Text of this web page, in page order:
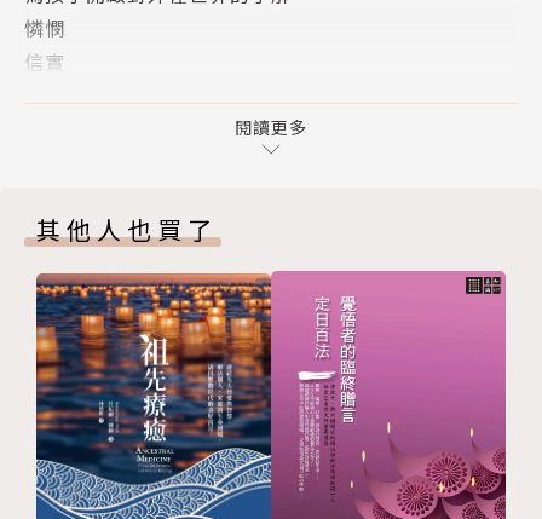
憐憫
信實
安慰
力量
發展孩子的責任感
同在
平安
引導
智慧
永生
閱讀更多
其他人也買了